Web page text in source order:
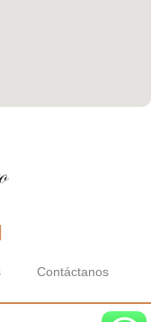
Contáctanos